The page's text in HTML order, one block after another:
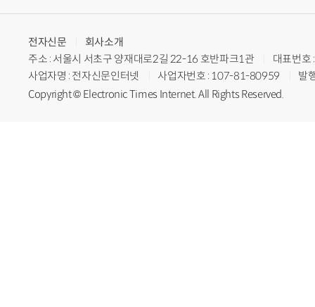
전자신문
회사소개
주소 : 서울시 서초구 양재대로2길 22-16 호반파크1관
대표번
사업자명 : 전자신문인터넷
사업자번호 : 107-81-80959
발
Copyright © Electronic Times Internet. All Rights Reserved.